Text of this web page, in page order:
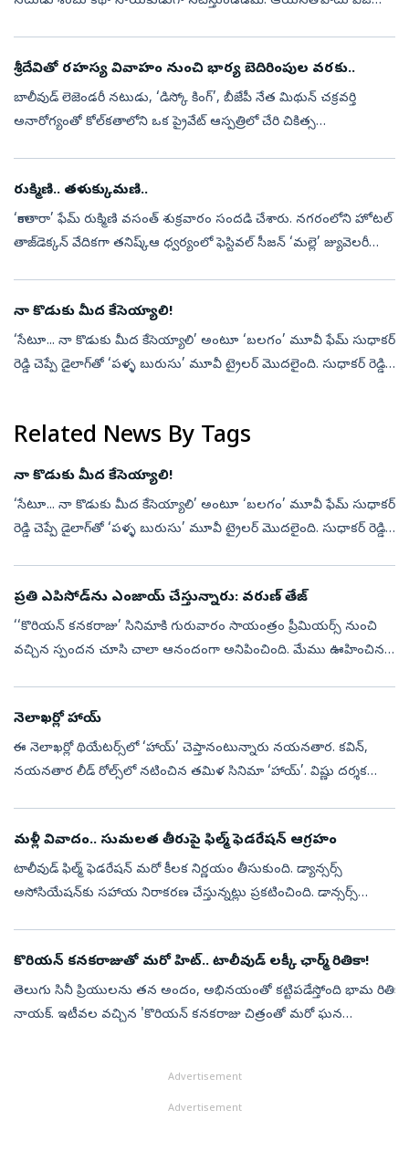
శ్రీదేవితో రహస్య వివాహం నుంచి భార్య బెదిరింపుల వరకు..
బాలీవుడ్ లెజెండరీ నటుడు, ‘డిస్కో కింగ్’, బీజేపీ నేత మిథున్ చక్రవర్తి
అనారోగ్యంతో కోల్‌కతాలోని ఒక ప్రైవేట్‌ ఆస్పత్రిలో చేరి చికిత్స
రుక్మిణి.. తళుక్కుమణి..
‘కాంతారా’ ఫేమ్‌ రుక్మిణి వసంత్‌ శుక్రవారం సందడి చేశారు. నగరంలోని హోటల్‌
తాజ్‌డెక్కన్‌ వేదికగా తనిష్క్ఆ ధ్వర్యంలో ఫెస్టివల్‌ సీజన్‌ ‘మల్లె’ జ్యువెలరీ
నా కొడుకు మీద కేసెయ్యాలి!
‘సేటూ... నా కొడుకు మీద కేసెయ్యాలి’ అంటూ ‘బలగం’ మూవీ ఫేమ్‌ సుధాకర్‌
రెడ్డి చెప్పే డైలాగ్‌తో ‘పళ్ళ బురుసు’ మూవీ ట్రైలర్‌ మొదలైంది. సుధాకర్‌ రెడ్డి,
Related News By Tags
నా కొడుకు మీద కేసెయ్యాలి!
‘సేటూ... నా కొడుకు మీద కేసెయ్యాలి’ అంటూ ‘బలగం’ మూవీ ఫేమ్‌ సుధాకర్‌
రెడ్డి చెప్పే డైలాగ్‌తో ‘పళ్ళ బురుసు’ మూవీ ట్రైలర్‌ మొదలైంది. సుధాకర్‌ రెడ్డి,
ప్రతి ఎపిసోడ్‌ను ఎంజాయ్‌ చేస్తున్నారు: వరుణ్‌ తేజ్‌
‘‘కొరియన్‌ కనకరాజు’ సినిమాకి గురువారం సాయంత్రం ప్రీమియర్స్‌ నుంచి
వచ్చిన స్పందన చూసి చాలా ఆనందంగా అనిపించింది. మేము ఊహించిన
నెలాఖర్లో హాయ్‌
ఈ నెలాఖర్లో థియేటర్స్‌లో ‘హాయ్‌’ చెప్తానంటున్నారు నయనతార. కవిన్,
నయనతార లీడ్‌ రోల్స్‌లో నటించిన తమిళ సినిమా ‘హాయ్‌’. విష్ణు దర్శకత్వం
మళ్లీ వివాదం.. సుమలత తీరుపై ఫిల్మ్ ఫెడరేషన్ ఆగ్రహం
టాలీవుడ్ ఫిల్మ్ ఫెడరేషన్‌ మరో కీలక నిర్ణయం తీసుకుంది. డ్యాన్సర్స్
అసోసియేషన్‌కు సహాయ నిరాకరణ చేస్తున్నట్లు ప్రకటించింది. డాన్సర్స్
కొరియన్ కనకరాజుతో మరో హిట్.. టాలీవుడ్ లక్కీ ఛార్మ్‌ రితికా!
తెలుగు సినీ ప్రియులను తన అందం, అభినయంతో కట్టిపడేస్తోంది భామ రితికా
నాయక్. ఇటీవల వచ్చిన 'కొరియన్ కనకరాజు చిత్రంతో మరో ఘన
Advertisement
Advertisement